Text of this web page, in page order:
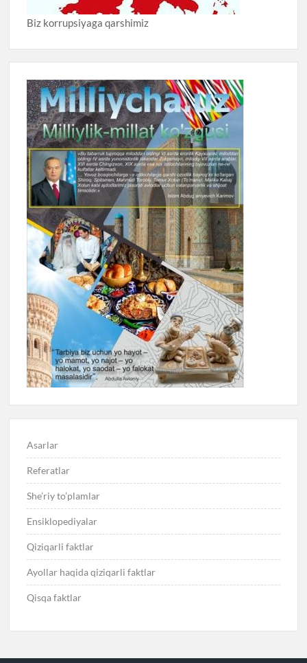
Biz korrupsiyaga qarshimiz
Asarlar
Referatlar
She’riy to’plamlar
Ensiklopediyalar
Qiziqarli faktlar
Ayollar haqida qiziqarli faktlar
Qisqa faktlar